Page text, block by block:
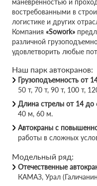
маневренностью и
востребованными в
логистике и других
Компания «Sowork»
различной
удовлетворить любые
Наш парк автокранов:
Грузоподъемность от
50 т, 70 т, 90 т, 100 т,
Длина стрелы от 14 до
40 м, 60 м.
Автокраны с
работы в сложных
Модельный ряд:
Отечественные
КАМАЗ, Урал